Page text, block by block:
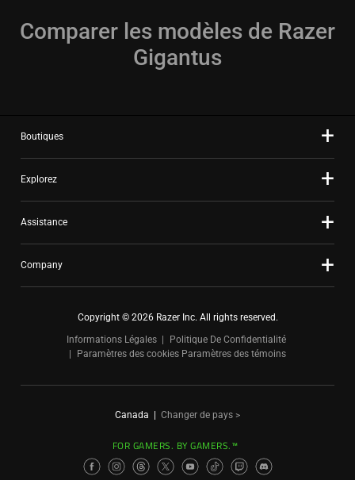
Comparer les modèles de Razer
Gigantus
Boutiques
Explorez
Assistance
Company
Copyright © 2026 Razer Inc. All rights reserved.
Informations Légales
Politique De Confidentialité
Paramètres des cookies Paramètres des témoins
Canada Changer de pays >
FOR GAMERS. BY GAMERS.™